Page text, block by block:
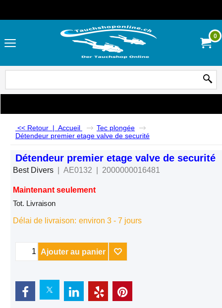
0
<< Retour | Accueil
Tec plongée
Détendeur premier etage valve de securité
Détendeur premier etage valve de securité
Best Divers AE0132 2000000016481
Maintenant seulement
CHF19.00
Tot. Livraison